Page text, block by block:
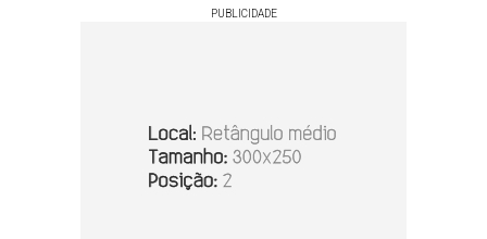
PUBLICIDADE